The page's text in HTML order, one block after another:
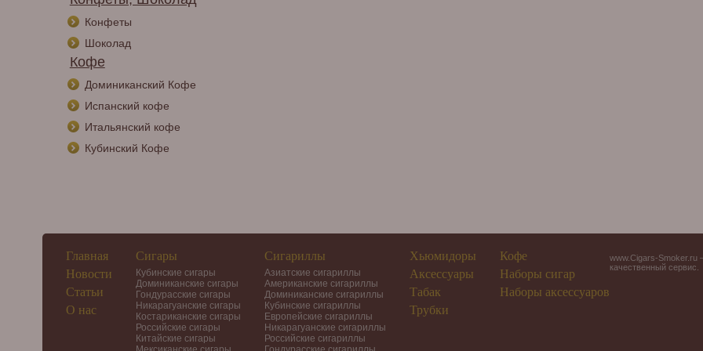
Конфеты
Шоколад
Кофе
Доминиканский Кофе
Испанский кофе
Итальянский кофе
Кубинский Кофе
Главная
Новости
Статьи
О нас
Сигары
Кубинские сигары
Доминиканские сигары
Гондурасские сигары
Никарагуанские сигары
Костариканские сигары
Российские сигары
Китайские сигары
Сигариллы
Азиатские сигариллы
Американские сигариллы
Доминиканские сигариллы
Кубинские сигариллы
Европейские сигариллы
Никарагуанские сигариллы
Российские сигариллы
Хьюмидоры
Аксессуары
Табак
Трубки
Кофе
Наборы сигар
Наборы аксессуаров
www.Cigars-Smoker.ru
качественный сервис.